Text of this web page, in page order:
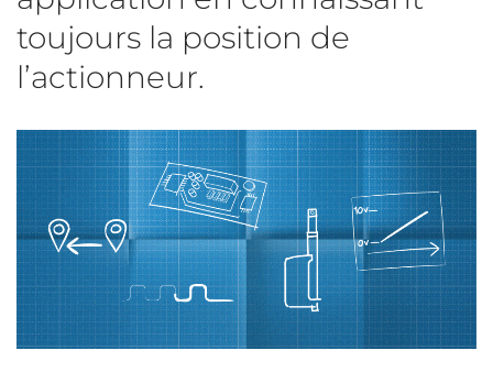
toujours la position de
l’actionneur.